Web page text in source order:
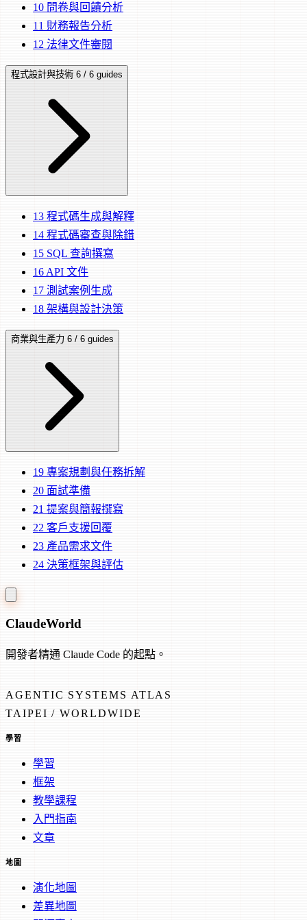
10 問卷與回饋分析
11 財務報告分析
12 法律文件審閱
程式設計與技術 6 / 6 guides
13 程式碼生成與解釋
14 程式碼審查與除錯
15 SQL 查詢撰寫
16 API 文件
17 測試案例生成
18 架構與設計決策
商業與生產力 6 / 6 guides
19 專案規劃與任務拆解
20 面試準備
21 提案與簡報撰寫
22 客戶支援回覆
23 產品需求文件
24 決策框架與評估
ClaudeWorld
開發者精通 Claude Code 的起點。
AGENTIC SYSTEMS ATLAS
TAIPEI / WORLDWIDE
學習
學習
框架
教學課程
入門指南
文章
地圖
演化地圖
差異地圖